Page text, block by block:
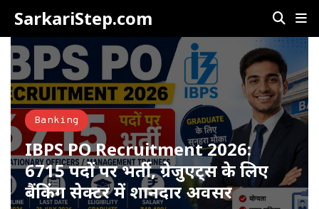
SarkariStep.com
Banking
IBPS PO Recruitment 2026:
6715 पदों पर भर्ती, ग्रेजुएट्स के लिए
बैंकिंग सेक्टर में शानदार अवसर